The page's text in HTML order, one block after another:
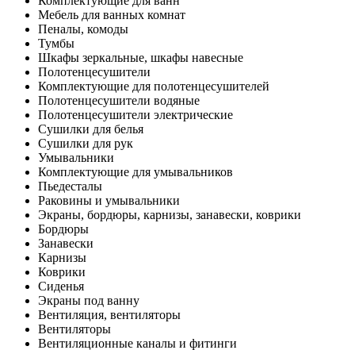
Мебель для ванных комнат
Пеналы, комоды
Тумбы
Шкафы зеркальные, шкафы навесные
Полотенцесушители
Комплектующие для полотенцесушителей
Полотенцесушители водяные
Полотенцесушители электрические
Сушилки для белья
Сушилки для рук
Умывальники
Комплектующие для умывальников
Пьедесталы
Раковины и умывальники
Экраны, бордюры, карнизы, занавески, коврики
Бордюры
Занавески
Карнизы
Коврики
Сиденья
Экраны под ванну
Вентиляция, вентиляторы
Вентиляторы
Вентиляционные каналы и фитинги